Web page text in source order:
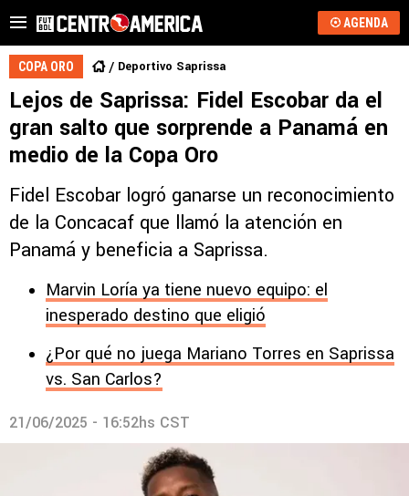
AGENDA
COPA ORO Deportivo Saprissa
Lejos de Saprissa: Fidel Escobar da el
gran salto que sorprende a Panamá en
medio de la Copa Oro
Fidel Escobar logró ganarse un reconocimiento
de la Concacaf que llamó la atención en
Panamá y beneficia a Saprissa.
Marvin Loría ya tiene nuevo equipo: el
inesperado destino que eligió
¿Por qué no juega Mariano Torres en Saprissa
vs. San Carlos?
21/06/2025 - 16:52hs CST